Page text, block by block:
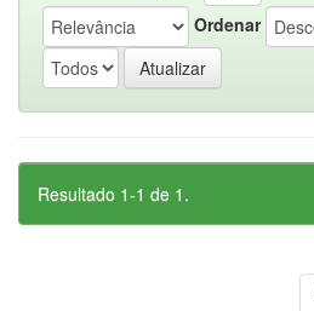
Ordenar
Resultado 1-1 de 1.